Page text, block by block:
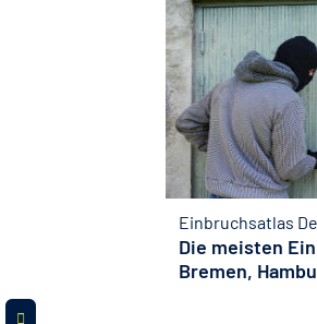
Einbruchsatlas
Die meisten
Bremen,